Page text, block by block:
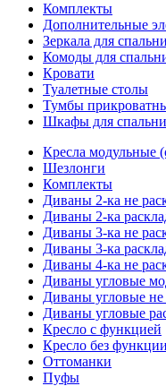
Комплекты
Дополнительные
Зеркала для спальни
Комоды для
Кровати
Туалетные столы
Тумбы
Шкафы для спальни
Кресла модульные
Шезлонги
Комплекты
Диваны 2-ка не
Диваны 2-ка
Диваны 3-ка не
Диваны 3-ка
Диваны 4-ка не
Диваны угловые
Диваны угловые не
Диваны угловые
Кресло с функцией
Кресло без функции
Оттоманки
Пуфы